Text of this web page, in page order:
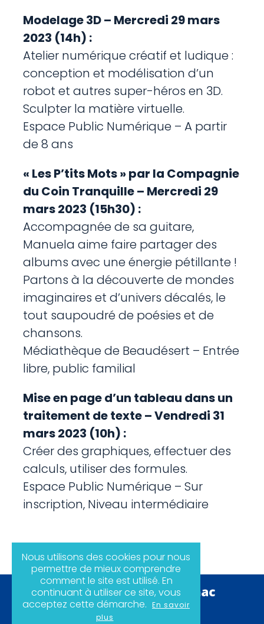
Modelage 3D – Mercredi 29 mars
2023 (14h) :
Atelier numérique créatif et ludique :
conception et modélisation d’un
robot et autres super-héros en 3D.
Sculpter la matière virtuelle.
Espace Public Numérique – A partir
de 8 ans
« Les P’tits Mots » par la Compagnie
du Coin Tranquille – Mercredi 29
mars 2023 (15h30) :
Accompagnée de sa guitare,
Manuela aime faire partager des
albums avec une énergie pétillante !
Partons à la découverte de mondes
imaginaires et d’univers décalés, le
tout saupoudré de poésies et de
chansons.
Médiathèque de Beaudésert – Entrée
libre, public familial
Mise en page d’un tableau dans un
traitement de texte – Vendredi 31
mars 2023 (10h) :
Créer des graphiques, effectuer des
calculs, utiliser des formules.
Espace Public Numérique – Sur
inscription, Niveau intermédiaire
Politique de confidentialité
Nous utilisons des cookies pour nous
permettre de mieux comprendre
comment le site est utilisé. En
continuant à utiliser ce site, vous
acceptez cette démarche. En savoir
plus